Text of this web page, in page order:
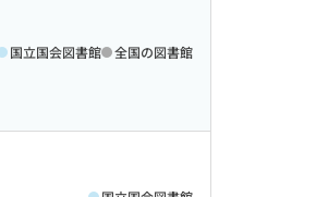
国立国会図書館 全国の図書館